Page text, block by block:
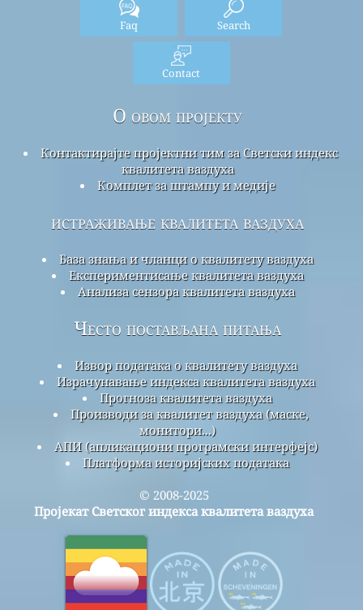
Faq Search
Contact
О овом пројекту
Контактирајте пројектни тим за Светски индекс
квалитета ваздуха
Комплет за штампу и медије
истраживање квалитета ваздуха
База знања и чланци о квалитету ваздуха
Експериментисање квалитета ваздуха
Анализа сензора квалитета ваздуха
Често постављана питања
Извор података о квалитету ваздуха
Израчунавање индекса квалитета ваздуха
Прогноза квалитета ваздуха
Производи за квалитет ваздуха (маске,
монитори...)
АПИ (апликациони програмски интерфејс)
Платформа историјских података
© 2008-2025
Пројекат Светског индекса квалитета ваздуха